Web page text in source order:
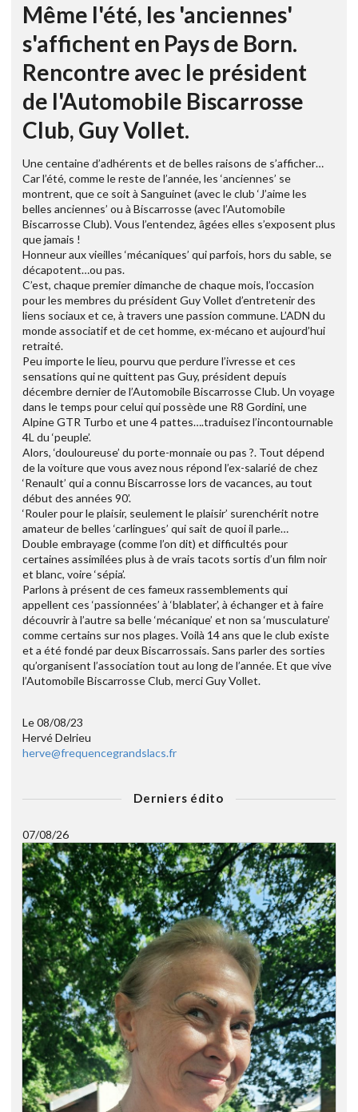
Même l'été, les 'anciennes'
s'affichent en Pays de Born.
Rencontre avec le président
de l'Automobile Biscarrosse
Club, Guy Vollet.
Une centaine d’adhérents et de belles raisons de s’afficher…
Car l’été, comme le reste de l’année, les ‘anciennes’ se
montrent, que ce soit à Sanguinet (avec le club ‘J’aime les
belles anciennes’ ou à Biscarrosse (avec l’Automobile
Biscarrosse Club). Vous l’entendez, âgées elles s’exposent plus
que jamais !
Honneur aux vieilles ‘mécaniques’ qui parfois, hors du sable, se
décapotent…ou pas.
C’est, chaque premier dimanche de chaque mois, l’occasion
pour les membres du président Guy Vollet d’entretenir des
liens sociaux et ce, à travers une passion commune. L’ADN du
monde associatif et de cet homme, ex-mécano et aujourd’hui
retraité.
Peu importe le lieu, pourvu que perdure l’ivresse et ces
sensations qui ne quittent pas Guy, président depuis
décembre dernier de l’Automobile Biscarrosse Club. Un voyage
dans le temps pour celui qui possède une R8 Gordini, une
Alpine GTR Turbo et une 4 pattes….traduisez l’incontournable
4L du ‘peuple’.
Alors, ‘douloureuse’ du porte-monnaie ou pas ?. Tout dépend
de la voiture que vous avez nous répond l’ex-salarié de chez
‘Renault’ qui a connu Biscarrosse lors de vacances, au tout
début des années 90’.
‘Rouler pour le plaisir, seulement le plaisir’ surenchérit notre
amateur de belles ‘carlingues’ qui sait de quoi il parle…
Double embrayage (comme l’on dit) et difficultés pour
certaines assimilées plus à de vrais tacots sortis d’un film noir
et blanc, voire ‘sépia’.
Parlons à présent de ces fameux rassemblements qui
appellent ces ‘passionnées’ à ‘blablater’, à échanger et à faire
découvrir à l’autre sa belle ‘mécanique’ et non sa ‘musculature’
comme certains sur nos plages. Voilà 14 ans que le club existe
et a été fondé par deux Biscarrossais. Sans parler des sorties
qu’organisent l’association tout au long de l’année. Et que vive
l’Automobile Biscarrosse Club, merci Guy Vollet.
Le 08/08/23
Hervé Delrieu
herve@frequencegrandslacs.fr
Derniers édito
07/08/26